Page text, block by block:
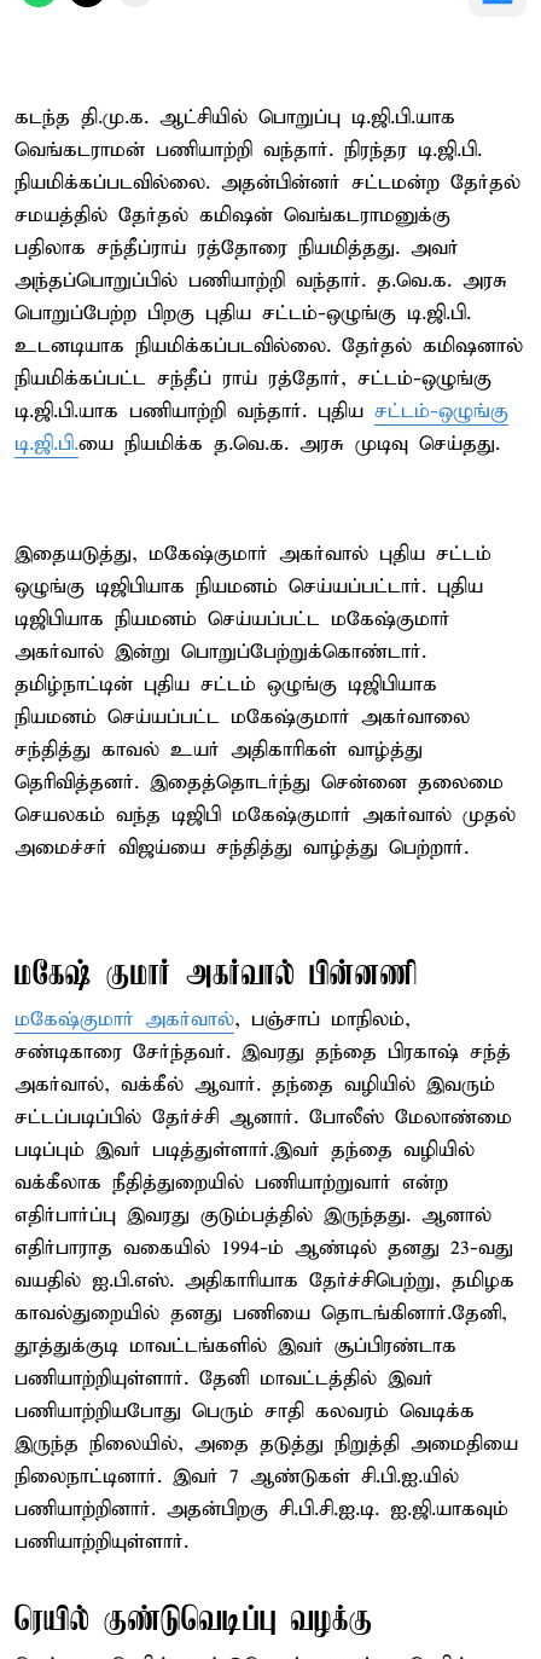
கடந்த தி.மு.க. ஆட்சியில் பொறுப்பு டி.ஜி.பி.யாக
வெங்கடராமன் பணியாற்றி வந்தார். நிரந்தர டி.ஜி.பி.
நியமிக்கப்படவில்லை. அதன்பின்னர் சட்டமன்ற தேர்தல்
சமயத்தில் தேர்தல் கமிஷன் வெங்கடராமனுக்கு
பதிலாக சந்தீப்ராய் ரத்தோரை நியமித்தது. அவர்
அந்தப்பொறுப்பில் பணியாற்றி வந்தார். த.வெ.க. அரசு
பொறுப்பேற்ற பிறகு புதிய சட்டம்-ஒழுங்கு டி.ஜி.பி.
உடனடியாக நியமிக்கப்படவில்லை. தேர்தல் கமிஷனால்
நியமிக்கப்பட்ட சந்தீப் ராய் ரத்தோர், சட்டம்-ஒழுங்கு
டி.ஜி.பி.யாக பணியாற்றி வந்தார். புதிய சட்டம்-ஒழுங்கு
டி.ஜி.பி.யை நியமிக்க த.வெ.க. அரசு முடிவு செய்தது.
இதையடுத்து, மகேஷ்குமார் அகர்வால் புதிய சட்டம்
ஒழுங்கு டிஜிபியாக நியமனம் செய்யப்பட்டார். புதிய
டிஜிபியாக நியமனம் செய்யப்பட்ட மகேஷ்குமார்
அகர்வால் இன்று பொறுப்பேற்றுக்கொண்டார்.
தமிழ்நாட்டின் புதிய சட்டம் ஒழுங்கு டிஜிபியாக
நியமனம் செய்யப்பட்ட மகேஷ்குமார் அகர்வாலை
சந்தித்து காவல் உயர் அதிகாரிகள் வாழ்த்து
தெரிவித்தனர். இதைத்தொடர்ந்து சென்னை தலைமை
செயலகம் வந்த டிஜிபி மகேஷ்குமார் அகர்வால் முதல்
அமைச்சர் விஜய்யை சந்தித்து வாழ்த்து பெற்றார்.
மகேஷ் குமார் அகர்வால் பின்னணி
மகேஷ்குமார் அகர்வால், பஞ்சாப் மாநிலம்,
சண்டிகாரை சேர்ந்தவர். இவரது தந்தை பிரகாஷ் சந்த்
அகர்வால், வக்கீல் ஆவார். தந்தை வழியில் இவரும்
சட்டப்படிப்பில் தேர்ச்சி ஆனார். போலீஸ் மேலாண்மை
படிப்பும் இவர் படித்துள்ளார்.இவர் தந்தை வழியில்
வக்கீலாக நீதித்துறையில் பணியாற்றுவார் என்ற
எதிர்பார்ப்பு இவரது குடும்பத்தில் இருந்தது. ஆனால்
எதிர்பாராத வகையில் 1994-ம் ஆண்டில் தனது 23-வது
வயதில் ஐ.பி.எஸ். அதிகாரியாக தேர்ச்சிபெற்று, தமிழக
காவல்துறையில் தனது பணியை தொடங்கினார்.தேனி,
தூத்துக்குடி மாவட்டங்களில் இவர் சூப்பிரண்டாக
பணியாற்றியுள்ளார். தேனி மாவட்டத்தில் இவர்
பணியாற்றியபோது பெரும் சாதி கலவரம் வெடிக்க
இருந்த நிலையில், அதை தடுத்து நிறுத்தி அமைதியை
நிலைநாட்டினார். இவர் 7 ஆண்டுகள் சி.பி.ஐ.யில்
பணியாற்றினார். அதன்பிறகு சி.பி.சி.ஐ.டி. ஐ.ஜி.யாகவும்
பணியாற்றியுள்ளார்.
ரெயில் குண்டுவெடிப்பு வழக்கு